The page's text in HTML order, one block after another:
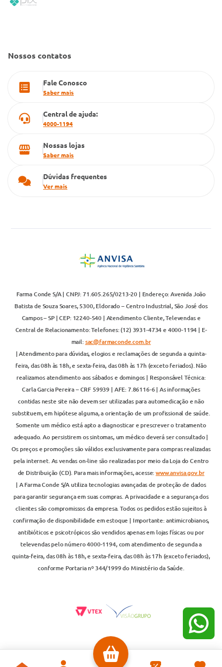
Convênio Conlife
Cartão Grupo Conde
Nossos contatos
Fale Conosco
Saber mais
Central de ajuda:
4000-1194
Nossas lojas
Saber mais
Dúvidas frequentes
Ver mais
Farma Conde S/A | CNPJ: 71.605.265/0213-20 | Endereço: Avenida João
Batista de Souza Soares, 5300, Eldorado – Centro Industrial, São José dos
Campos – SP | CEP: 12240-540 | Atendimento Cliente, Televendas e
Central de Relacionamento: Telefones: (12) 3931-4734 e 4000-1194 | E-
mail:sac@farmaconde.com.br
| Atendimento para dúvidas, elogios e reclamações de segunda a quinta-
feira, das 08h às 18h, e sexta-feira, das 08h às 17h (exceto feriados). Não
realizamos atendimento aos sábados e domingos | Responsável Técnica:
Carla Garcia Pereira – CRF 59939 | AFE: 7.86116-6 | As informações
contidas neste site não devem ser utilizadas para automedicação e não
substituem, em hipótese alguma, a orientação de um profissional de saúde.
Somente um médico está apto a diagnosticar e prescrever o tratamento
adequado. Ao persistirem os sintomas, um médico deverá ser consultado |
Os preços e promoções são válidos exclusivamente para compras realizadas
pela internet. As vendas on-line são realizadas por meio da Loja do Centro
de Distribuição (CD). Para mais informações, acesse:www.anvisa.gov.br
| A Farma Conde S/A utiliza tecnologias avançadas de proteção de dados
para garantir segurança em suas compras. A privacidade e a segurança dos
clientes são compromissos da empresa. Todos os pedidos estão sujeitos à
confirmação de disponibilidade em estoque | Importante: antimicrobianos,
antibióticos e psicotrópicos são vendidos apenas em lojas físicas ou por
televendas pelo número 4000-1194, com atendimento de segunda a
quinta-feira, das 08h às 18h, e sexta-feira, das 08h às 17h (exceto feriados),
conforme Portaria nº 344/1999 do Ministério da Saúde.